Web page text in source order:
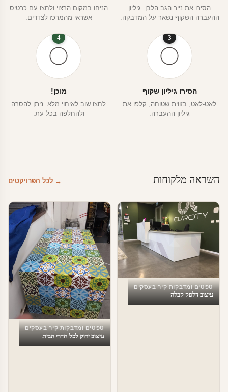
הסירו את נייר הגב הלבן. גיליון
ההעברה השקוף נשאר על המדבקה.
הניחו במקום הרצוי ולחצו עם כרטיס
אשראי מהמרכז לצדדים.
3
הסירו גיליון שקוף
לאט-לאט, בזווית שטוחה, קלפו את
גיליון ההעברה.
4
מוכן!
לחצו שוב לאיחוי מלא. ניתן להסרה
ולהחלפה בכל עת.
השראה מלקוחות → לכל הפרויקטים
טפטים ומדבקות קיר בעסקים
עיצוב דלפק קבלה
טפטים ומדבקות קיר בעסקים
עיצוב ירוק לכל חדרי הבית